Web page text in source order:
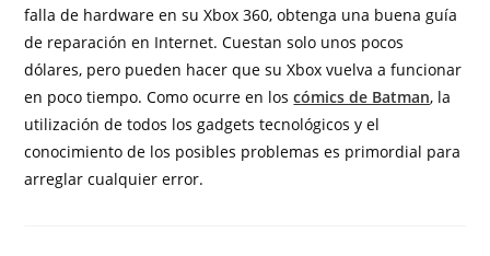
falla de hardware en su Xbox 360, obtenga una buena guía
de reparación en Internet. Cuestan solo unos pocos
dólares, pero pueden hacer que su Xbox vuelva a funcionar
en poco tiempo. Como ocurre en loscómics de Batman, la
utilización de todos los gadgets tecnológicos y el
conocimiento de los posibles problemas es primordial para
arreglar cualquier error.